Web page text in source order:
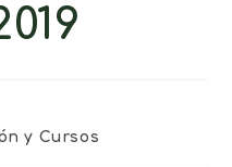
y Cursos